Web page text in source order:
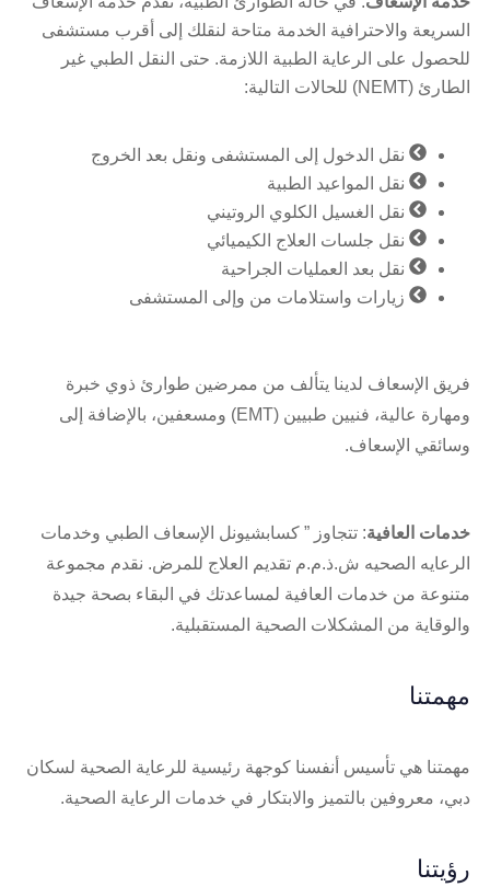
السريعة والاحترافية الخدمة متاحة لنقلك إلى أقرب مستشفى
للحصول على الرعاية الطبية اللازمة. حتى النقل الطبي غير
الطارئ (NEMT) للحالات التالية:
نقل الدخول إلى المستشفى ونقل بعد الخروج
نقل المواعيد الطبية
نقل الغسيل الكلوي الروتيني
نقل جلسات العلاج الكيميائي
نقل بعد العمليات الجراحية
زيارات واستلامات من وإلى المستشفى
فريق الإسعاف لدينا يتألف من ممرضين طوارئ ذوي خبرة
ومهارة عالية، فنيين طبيين (EMT) ومسعفين، بالإضافة إلى
وسائقي الإسعاف.
خدمات العافية: تتجاوز ” كسابشيونل الإسعاف الطبي وخدمات
الرعايه الصحيه ش.ذ.م.م تقديم العلاج للمرض. نقدم مجموعة
متنوعة من خدمات العافية لمساعدتك في البقاء بصحة جيدة
والوقاية من المشكلات الصحية المستقبلية.
مهمتنا
مهمتنا هي تأسيس أنفسنا كوجهة رئيسية للرعاية الصحية لسكان
دبي، معروفين بالتميز والابتكار في خدمات الرعاية الصحية.
رؤيتنا